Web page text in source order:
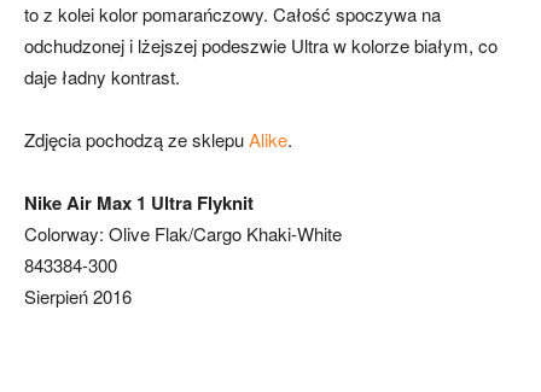
to z kolei kolor pomarańczowy. Całość spoczywa na
odchudzonej i lżejszej podeszwie Ultra w kolorze białym, co
daje ładny kontrast.
Zdjęcia pochodzą ze sklepuAlike.
Nike Air Max 1 Ultra Flyknit
Colorway: Olive Flak/Cargo Khaki-White
843384-300
Sierpień 2016